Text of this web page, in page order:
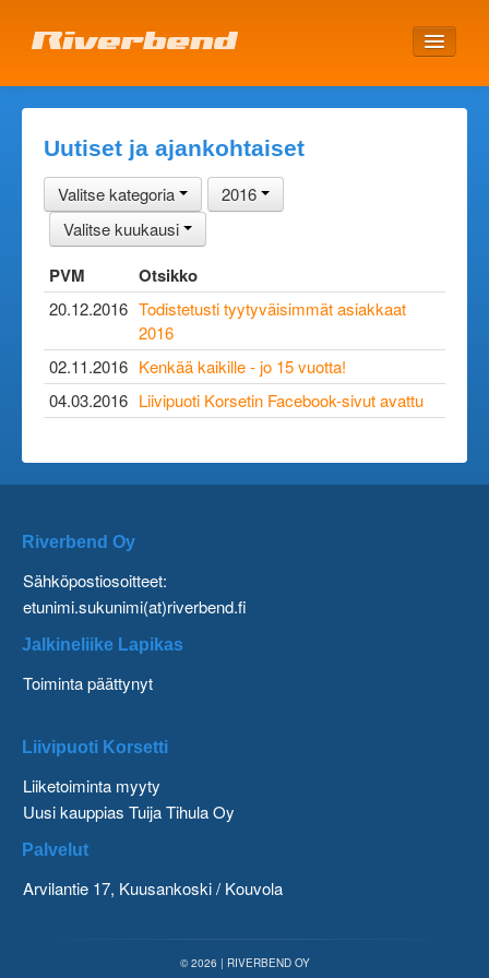
Uutiset ja ajankohtaiset
Valitse kategoria
2016
Valitse kuukausi
PVM Otsikko
20.12.2016 Todistetusti tyytyväisimmät asiakkaat
2016
02.11.2016 Kenkää kaikille - jo 15 vuotta!
04.03.2016 Liivipuoti Korsetin Facebook-sivut avattu
Riverbend Oy
Sähköpostiosoitteet:
etunimi.sukunimi(at)riverbend.fi
Jalkineliike Lapikas
Toiminta päättynyt
Liivipuoti Korsetti
Liiketoiminta myyty
Uusi kauppias Tuija Tihula Oy
Palvelut
Arvilantie 17, Kuusankoski / Kouvola
© 2026 | RIVERBEND OY